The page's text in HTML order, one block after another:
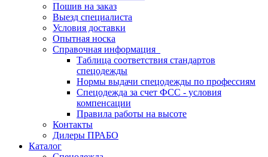
Пошив на заказ
Выезд специалиста
Условия доставки
Опытная носка
Справочная информация
Таблица соответствия стандартов
спецодежды
Нормы выдачи спецодежды по профессиям
Спецодежда за счет ФСС - условия
компенсации
Правила работы на высоте
Контакты
Дилеры ПРАБО
Каталог